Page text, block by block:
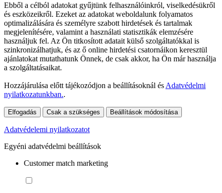
Ebből a célból adatokat gyűjtünk felhasználóinkról, viselkedésükről
és eszközeikről. Ezeket az adatokat weboldalunk folyamatos
optimalizálására és személyre szabott hirdetések és tartalmak
megjelenítésére, valamint a használati statisztikák elemzésére
használjuk fel. Az Ön titkosított adatait külső szolgáltatókkal is
szinkronizálhatjuk, és az ő online hirdetési csatornáikon keresztül
ajánlatokat mutathatunk Önnek, de csak akkor, ha Ön már használja
a szolgáltatásaikat.
Hozzájárulása előtt tájékozódjon a beállításoknál és Adatvédelmi
nyilatkozatunkban..
Elfogadás Csak a szükséges Beállítások módosítása
Adatvédelemi nyilatkozatot
Egyéni adatvédelmi beállítások
Customer match marketing